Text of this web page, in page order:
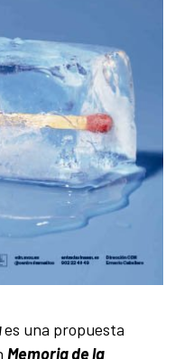
es una propuesta
Memoria de la